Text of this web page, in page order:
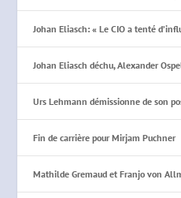
Johan Eliasch: « Le CIO a tenté
Johan Eliasch déchu, Alexander
Urs Lehmann démissionne de son
Fin de carrière pour Mirjam Puchner
Mathilde Gremaud et Franjo von